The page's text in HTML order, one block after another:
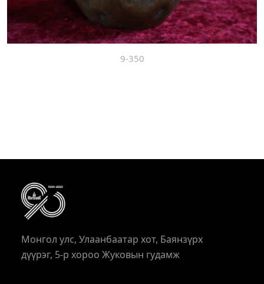
9-350
Монгол улс, Улаанбаатар хот, Баянзүрх
дүүрэг, 5-р хороо Жуковын гудамж